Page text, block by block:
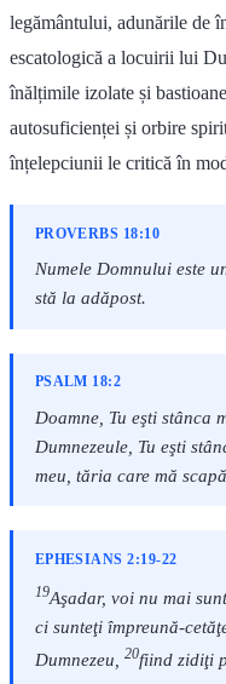
legământului, adunările de
escatologică a locuirii lui
înălțimile izolate și
autosuficienței și orbire
înțelepciunii le critică în
PROVERBS 18:10
Numele Domnului este
stă la adăpost.
PSALM 18:2
Doamne, Tu eşti stânca
Dumnezeule, Tu eşti
meu, tăria care mă
EPHESIANS 2:19-22
19Aşadar, voi nu mai
ci sunteţi împreună-
Dumnezeu,
20fiind zidiţi